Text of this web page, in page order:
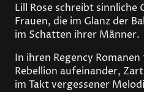
Lill Rose schreibt sinnliche
Frauen, die im Glanz der
im Schatten ihrer Männer.
In ihren Regency
Rebellion aufeinander,
im Takt vergessener